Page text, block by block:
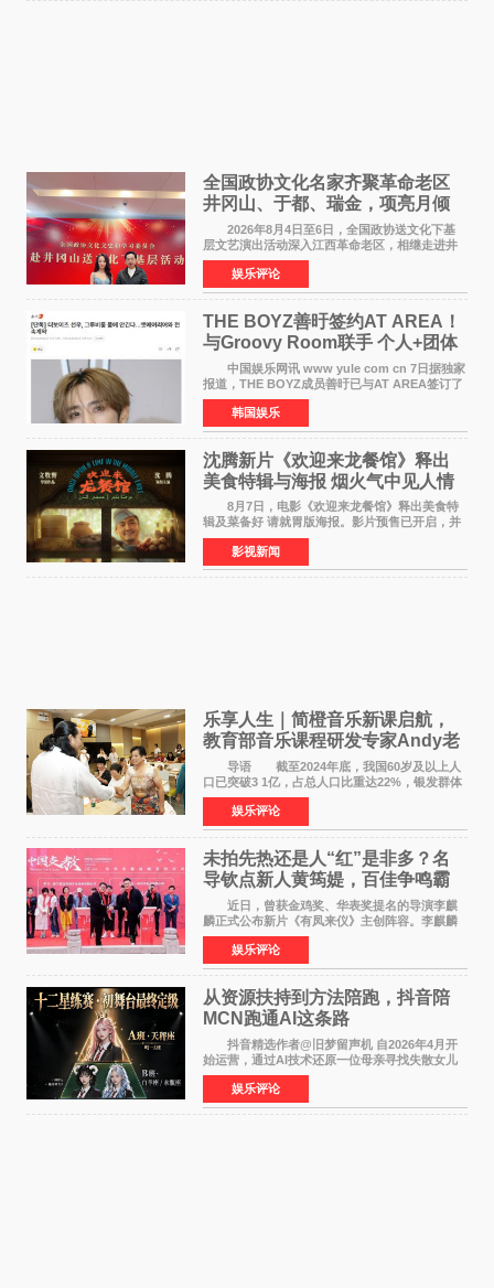
全国政协文化名家齐聚革命老区
井冈山、于都、瑞金，项亮月倾
情献唱《桃花谣》致敬红色沃土
2026年8月4日至6日，全国政协送文化下基
层文艺演出活动深入江西革命老区，相继走进井
冈山、于都长征出发地、瑞金三地。由全国政协
文化文史和学习委员会副主任、甘肃省政协原主
席欧阳坚率团，一
娱乐评论
THE BOYZ善旴签约AT AREA！
与Groovy Room联手 个人+团体
活动并行
中国娱乐网讯 www yule com cn 7日据独家
报道，THE BOYZ成员善旴已与AT AREA签订了
专属合约。AT AREA是由知名制作人组合
Groovy Room创立的hip-hop厂牌，旗下拥有多
位实力派音乐人，在韩
韩国娱乐
沈腾新片《欢迎来龙餐馆》释出
美食特辑与海报 烟火气中见人情
温暖
8月7日，电影《欢迎来龙餐馆》释出美食特
辑及菜备好 请就胃版海报。影片预售已开启，并
将于8月8日至10日14:00-21:00举行全国超前点
映。电影《欢迎来龙餐馆》作为战争美食喜剧大
片，讲述了中国
影视新闻
乐享人生｜简橙音乐新课启航，
教育部音乐课程研发专家Andy老
师重磅入驻领航银龄琴声
导语 截至2024年底，我国60岁及以上人
口已突破3 1亿，占总人口比重达22%，银发群体
的精神文化需求日益凸显。2024年1月，国务院办
公厅印发《关于发展银发经济增进老年人福祉的
意见》——这是
娱乐评论
未拍先热还是人“红”是非多？名
导钦点新人黄筠媞，百佳争鸣霸
气回应
近日，曾获金鸡奖、华表奖提名的导演李麒
麟正式公布新片《有凤来仪》主创阵容。李麒麟
早年凭电影《华容道》获得金鸡奖、华表奖提
名，此后长期参与国内外电影制作，其担任制片
人参与的作品亦曾
娱乐评论
从资源扶持到方法陪跑，抖音陪
MCN跑通AI这条路
抖音精选作者@旧梦留声机 自2026年4月开
始运营，通过AI技术还原一位母亲寻找失散女儿
的故事，凭借强情感表达获得大量用户关注，发
布仅21小时便获得超1亿曝光、超1000万互动。
此后，账号持续沿
娱乐评论